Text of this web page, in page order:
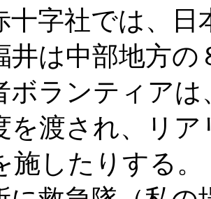
字社では、日
井は中部地方
ランティアは
を渡され、リ
施したりする。